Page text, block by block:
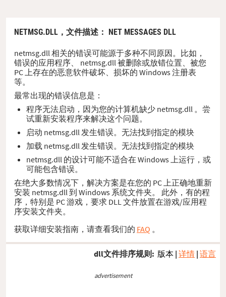
NETMSG.DLL， 文件描述 ： NET MESSAGES DLL
netmsg.dll 相关的错误可能源于多种不同原因。比如，
错误的应用程序、 netmsg.dll 被删除或放错位置、被您
PC 上存在的恶意软件破坏、损坏的 Windows 注册表
等。
最常出现的错误信息是：
程序无法启动，因为您的计算机缺少 netmsg.dll 。尝
试重新安装程序来解决这个问题。
启动 netmsg.dll 发生错误。无法找到指定的模块
加载 netmsg.dll 发生错误。无法找到指定的模块
netmsg.dll 的设计可能不适合在 Windows 上运行，或
可能包含错误。
在绝大多数情况下，解决方案是在您的 PC 上正确地重新
安装 netmsg.dll 到 Windows 系统文件夹。 此外，有的程
序，特别是 PC 游戏，要求 DLL 文件放置在游戏/应用程
序安装文件夹。
获取详细安装指南，请查看我们的 FAQ 。
dll文件排序规则: 版本 | 详情 | 语言
advertisement